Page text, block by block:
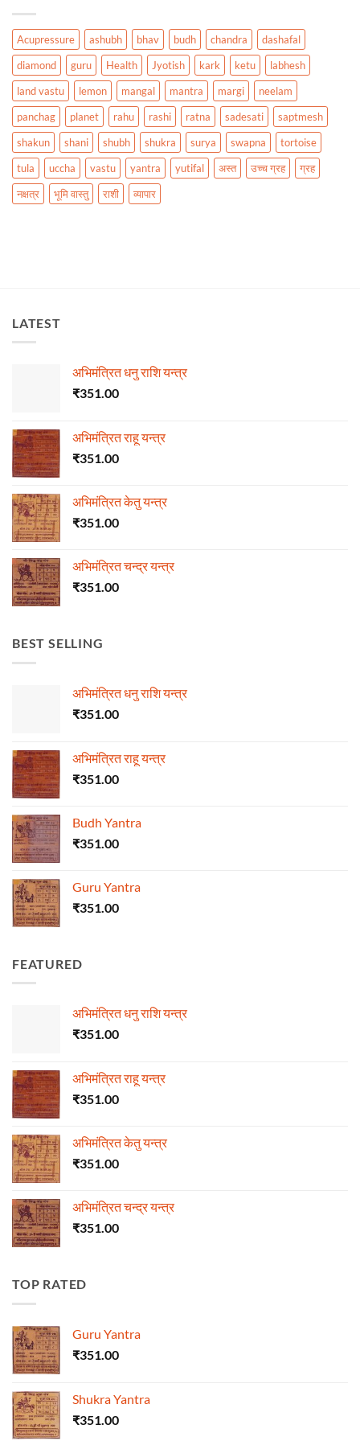
Acupressure ashubh bhav budh chandra
dashafal
diamond
guru Health Jyotish kark ketu
labhesh
land vastu
lemon mangal mantra margi
neelam
panchag
planet rahu rashi ratna sadesati
saptmesh
shakun
shani shubh shukra surya swapna
tortoise
tula
uccha vastu yantra yutifal अस्त उच्च ग्रह
ग्रह
नक्षत्र
भूमि वास्तु राशी व्यापार
LATEST
अभिमंत्रित धनु राशि यन्त्र
₹351.00
अभिमंत्रित राहू यन्त्र
₹351.00
अभिमंत्रित केतु यन्त्र
₹351.00
अभिमंत्रित चन्द्र यन्त्र
₹351.00
BEST SELLING
अभिमंत्रित धनु राशि यन्त्र
₹351.00
अभिमंत्रित राहू यन्त्र
₹351.00
Budh Yantra
₹351.00
Guru Yantra
₹351.00
FEATURED
अभिमंत्रित धनु राशि यन्त्र
₹351.00
अभिमंत्रित राहू यन्त्र
₹351.00
अभिमंत्रित केतु यन्त्र
₹351.00
अभिमंत्रित चन्द्र यन्त्र
₹351.00
TOP RATED
Guru Yantra
₹351.00
Shukra Yantra
₹351.00